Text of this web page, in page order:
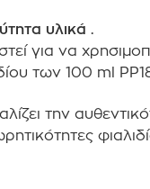
υλικά .
για να
των 100 ml
την